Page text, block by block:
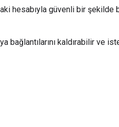
hesabıyla güvenli bir şekilde
bağlantılarını kaldırabilir ve